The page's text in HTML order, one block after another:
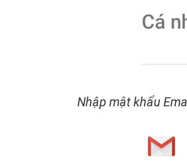
Nhập mật khẩu